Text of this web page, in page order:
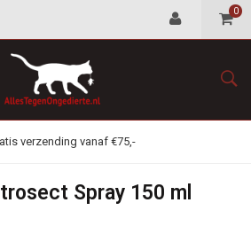
0
verzending vanaf €75,-
Spray 150 ml